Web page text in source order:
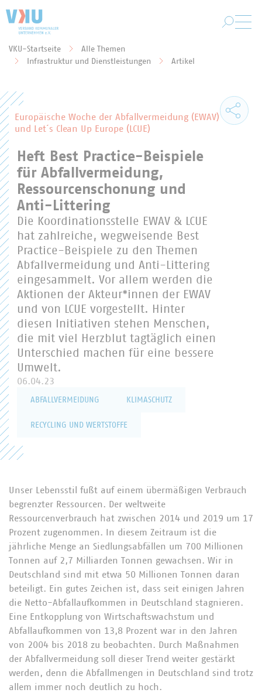
Sie befinden sich hier:
VKU-Startseite
Alle Themen
Infrastruktur und Dienstleistungen
Artikel
Europäische Woche der Abfallvermeidung (EWAV)
und Let´s Clean Up Europe (LCUE)
Heft Best Practice-Beispiele
für Abfallvermeidung,
Ressourcenschonung und
Anti-Littering
Die Koordinationsstelle EWAV & LCUE
hat zahlreiche, wegweisende Best
Practice-Beispiele zu den Themen
Abfallvermeidung und Anti-Littering
eingesammelt. Vor allem werden die
Aktionen der Akteur*innen der EWAV
und von LCUE vorgestellt. Hinter
diesen Initiativen stehen Menschen,
die mit viel Herzblut tagtäglich einen
Unterschied machen für eine bessere
Umwelt.
06.04.23
ABFALLVERMEIDUNG KLIMASCHUTZ
RECYCLING UND WERTSTOFFE
Unser Lebensstil fußt auf einem übermäßigen Verbrauch
begrenzter Ressourcen. Der weltweite
Ressourcenverbrauch hat zwischen 2014 und 2019 um 17
Prozent zugenommen. In diesem Zeitraum ist die
jährliche Menge an Siedlungsabfällen um 700 Millionen
Tonnen auf 2,7 Milliarden Tonnen gewachsen. Wir in
Deutschland sind mit etwa 50 Millionen Tonnen daran
beteiligt. Ein gutes Zeichen ist, dass seit einigen Jahren
die Netto-Abfallaufkommen in Deutschland stagnieren.
Eine Entkopplung von Wirtschaftswachstum und
Abfallaufkommen von 13,8 Prozent war in den Jahren
von 2004 bis 2018 zu beobachten. Durch Maßnahmen
der Abfallvermeidung soll dieser Trend weiter gestärkt
werden, denn die Abfallmengen in Deutschland sind trotz
allem immer noch deutlich zu hoch.